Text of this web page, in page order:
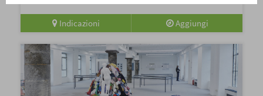
Indicazioni Aggiungi